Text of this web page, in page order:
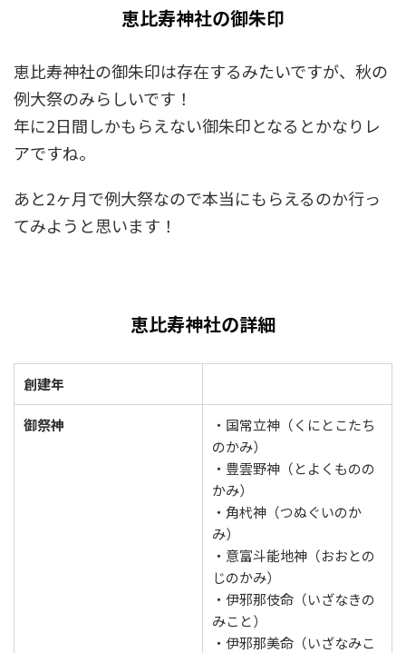
恵比寿神社の御朱印
恵比寿神社の御朱印は存在するみたいですが、秋の
例大祭のみらしいです！
年に2日間しかもらえない御朱印となるとかなりレ
アですね。
あと2ヶ月で例大祭なので本当にもらえるのか行っ
てみようと思います！
恵比寿神社の詳細
創建年
御祭神
・国常立神（くにとこたち
のかみ）
・豊雲野神（とよくものの
かみ）
・角杙神（つぬぐいのか
み）
・意富斗能地神（おおとの
じのかみ）
・伊邪那伎命（いざなきの
みこと）
・伊邪那美命（いざなみこ